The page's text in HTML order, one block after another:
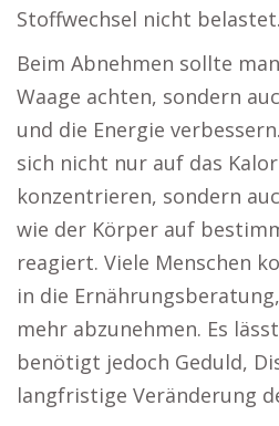
Stoffwechsel nicht belastet.
Beim Abnehmen sollte
Waage achten, sondern
und die Energie
sich nicht nur auf das
konzentrieren, sondern
wie der Körper auf
reagiert. Viele Menschen
in die
mehr abzunehmen. Es
benötigt jedoch Geduld,
langfristige Veränderung